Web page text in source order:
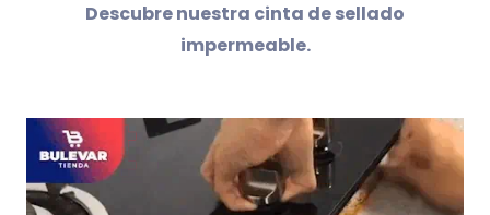
Descubre nuestra cinta de sellado
impermeable.